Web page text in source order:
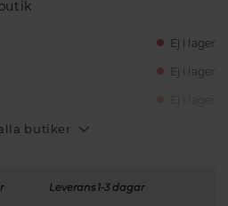
Ej i lager
Ej i lager
butiker
Leverans 1-3 dagar